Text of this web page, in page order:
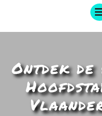
Ontdek